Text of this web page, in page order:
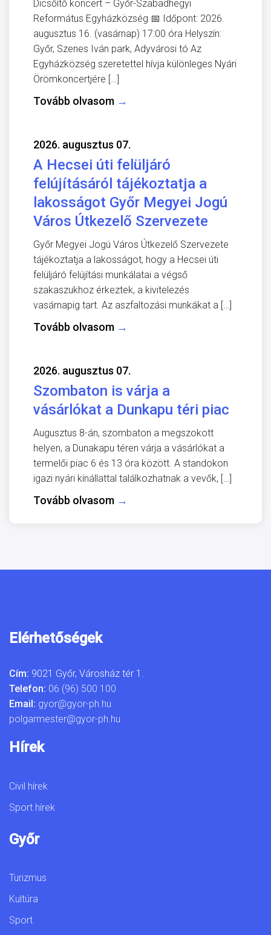
Dicsőítő koncert – Győr-Szabadhegyi
Református Egyházközség 📅 Időpont: 2026.
augusztus 16. (vasárnap) 17:00 óra Helyszín:
Győr, Szenes Iván park, Adyvárosi tó Az
Egyházközség szeretettel hívja különleges Nyári
Örömkoncertjére […]
Tovább olvasom →
2026. augusztus 07.
A Hecsei úti felüljáró
felújításáról tájékoztatja a
lakosságot Győr Megyei Jogú
Város Útkezelő Szervezete
Győr Megyei Jogú Város Útkezelő Szervezete
tájékoztatja a lakosságot, hogy a Hecsei úti
felüljáró felújítási munkálatai a végső
szakaszukhoz érkeztek, a kivitelezés
vasárnapig tart. Az aszfaltozási munkákat a […]
Tovább olvasom →
2026. augusztus 07.
Szombaton is várja a
vásárlókat a Dunkapu téri piac
Augusztus 8-án, szombaton a megszokott
helyen, a Dunakapu téren várja a vásárlókat a
termelői piac 6 és 13 óra között. A standokon
igazi nyári kínállattal találkozhatnak a vevők, […]
Tovább olvasom →
Elérhetőségek
Cím: 9021 Győr, Városház tér 1.
Telefon: 06 (96) 500 100
Email: gyor@gyor-ph.hu
polgarmester@gyor-ph.hu
Hírek
Civil hírek
Sport hírek
Győr
Turizmus
Kultúra
Sport